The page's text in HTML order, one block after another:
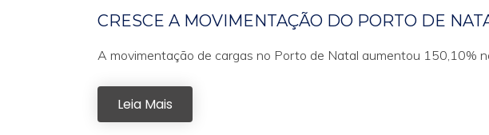
CRESCE A MOVIMENTAÇÃO DO PORTO DE
A movimentação de cargas no Porto de Natal aumentou 150,10%
Leia Mais